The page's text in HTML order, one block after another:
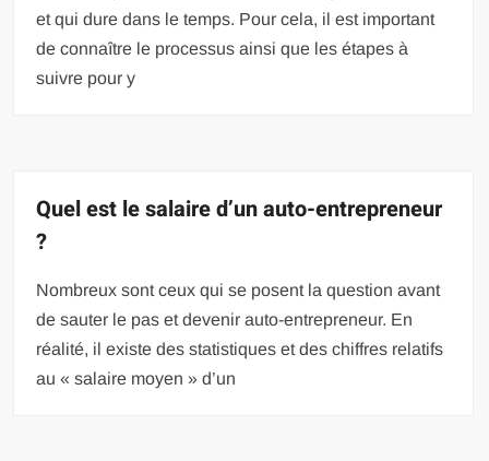
et qui dure dans le temps. Pour cela, il est important
de connaître le processus ainsi que les étapes à
suivre pour y
Quel est le salaire d’un auto-entrepreneur
?
Nombreux sont ceux qui se posent la question avant
de sauter le pas et devenir auto-entrepreneur. En
réalité, il existe des statistiques et des chiffres relatifs
au « salaire moyen » d’un